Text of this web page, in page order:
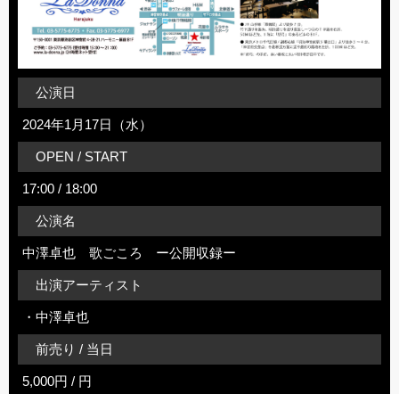
公演日
2024年1月17日（水）
OPEN / START
17:00 / 18:00
公演名
中澤卓也 歌ごころ ー公開収録ー
出演アーティスト
・中澤卓也
前売り / 当日
5,000円 / 円